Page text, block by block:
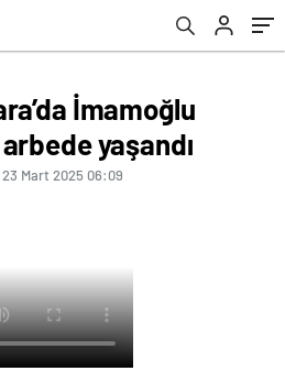
İmamoğlu
yaşandı
23 Mart 2025 06:09